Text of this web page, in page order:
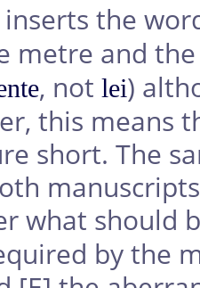
the
metre and
, not lei)
this means
short. The
what should
by the